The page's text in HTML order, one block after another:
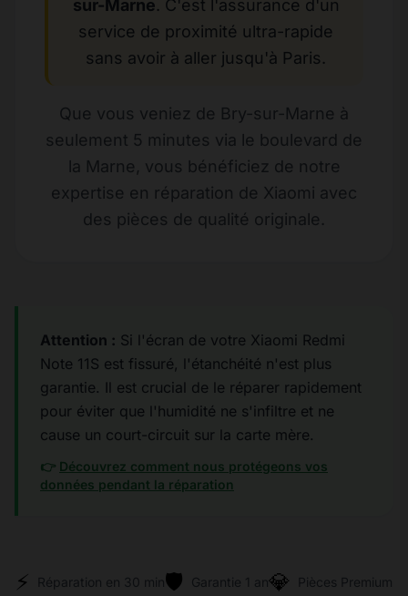
sur-Marne. C'est l'assurance d'un
service de proximité ultra-rapide
sans avoir à aller jusqu'à Paris.
Que vous veniez de Bry-sur-Marne à
seulement 5 minutes via le boulevard de
la Marne, vous bénéficiez de notre
expertise en réparation de Xiaomi avec
des pièces de qualité originale.
Attention : Si l'écran de votre Xiaomi Redmi
Note 11S est fissuré, l'étanchéité n'est plus
garantie. Il est crucial de le réparer rapidement
pour éviter que l'humidité ne s'infiltre et ne
cause un court-circuit sur la carte mère.
👉 Découvrez comment nous protégeons vos
données pendant la réparation
⚡ Réparation en 30 min🛡️ Garantie 1 an💎 Pièces Premium